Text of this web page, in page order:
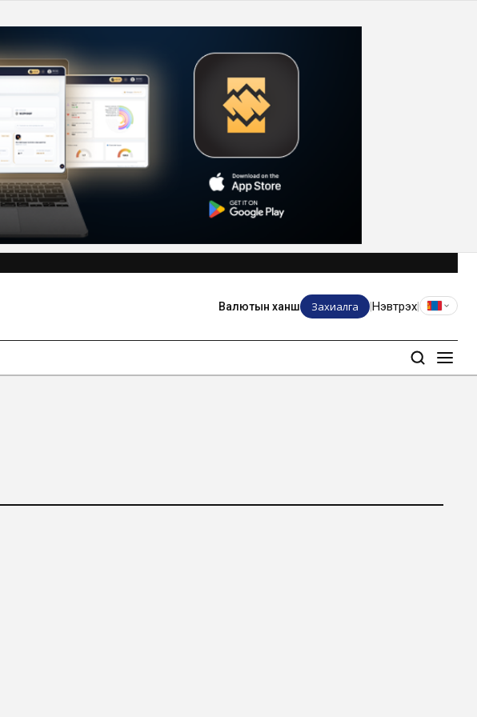
Валютын ханш Захиалга Нэвтрэх